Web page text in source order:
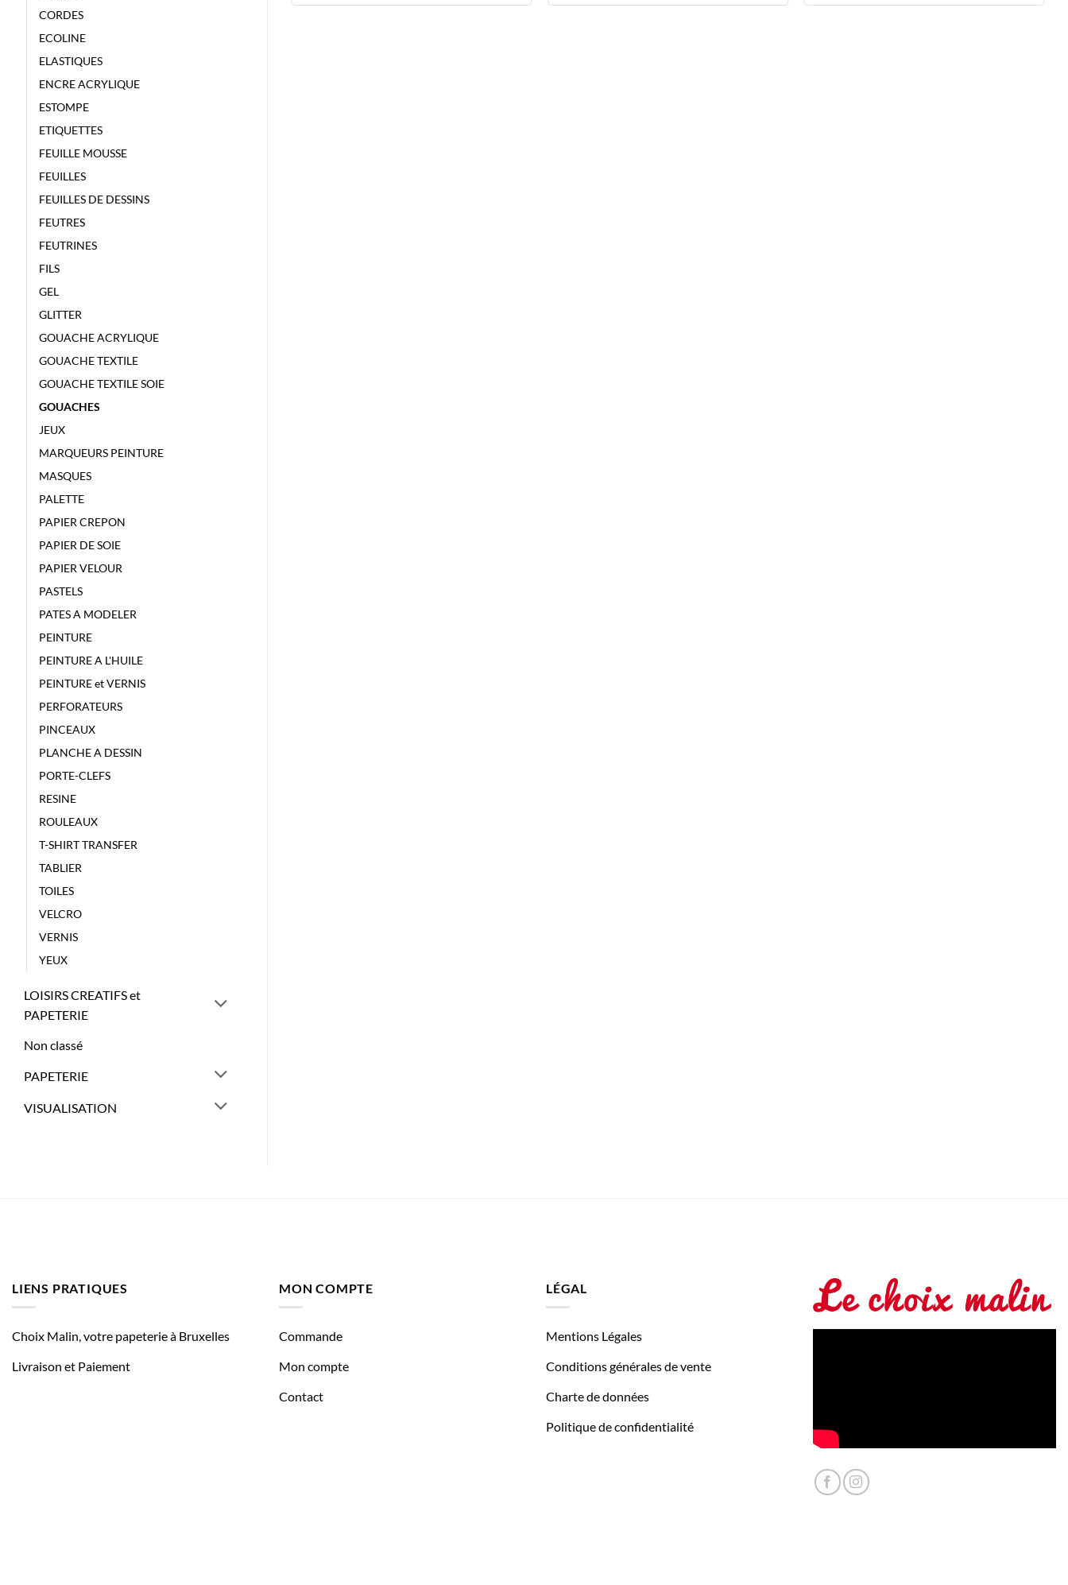
CORDES
ECOLINE
ELASTIQUES
ENCRE ACRYLIQUE
ESTOMPE
ETIQUETTES
FEUILLE MOUSSE
FEUILLES
FEUILLES DE DESSINS
FEUTRES
FEUTRINES
FILS
GEL
GLITTER
GOUACHE ACRYLIQUE
GOUACHE TEXTILE
GOUACHE TEXTILE SOIE
GOUACHES
JEUX
MARQUEURS PEINTURE
MASQUES
PALETTE
PAPIER CREPON
PAPIER DE SOIE
PAPIER VELOUR
PASTELS
PATES A MODELER
PEINTURE
PEINTURE A L'HUILE
PEINTURE et VERNIS
PERFORATEURS
PINCEAUX
PLANCHE A DESSIN
PORTE-CLEFS
RESINE
ROULEAUX
T-SHIRT TRANSFER
TABLIER
TOILES
VELCRO
VERNIS
YEUX
LOISIRS CREATIFS et
PAPETERIE
Non classé
PAPETERIE
VISUALISATION
LIENS PRATIQUES
Choix Malin, votre papeterie à Bruxelles
Livraison et Paiement
MON COMPTE
Commande
Mon compte
Contact
LÉGAL
Mentions Légales
Conditions générales de vente
Charte de données
Politique de confidentialité